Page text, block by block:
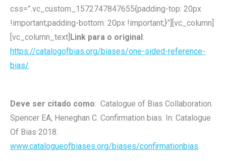
css=”.vc_custom_1572747847655{padding-top: 20px
!important;padding-bottom: 20px !important;}”][vc_column]
[vc_column_text] Link para o original:
https://catalogofbias.org/biases/one-sided-reference-
bias/
Deve ser citado como: Catalogue of Bias Collaboration.
Spencer EA, Heneghan C. Confirmation bias. In: Catalogue
Of Bias 2018.
www.catalogueofbiases.org/biases/confirmationbias.